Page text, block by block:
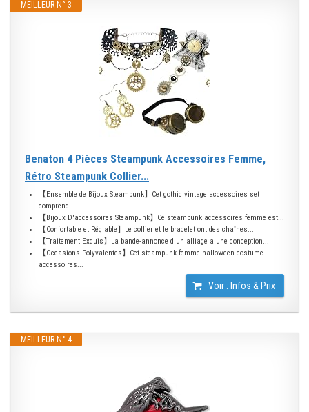
MEILLEUR N° 3
Benaton 4 Pièces Steampunk Accessoires Femme,
Rétro Steampunk Collier...
【Ensemble de Bijoux Steampunk】Cet gothic vintage accessoires set
comprend...
【Bijoux D'accessoires Steampunk】Ce steampunk accessoires femme est...
【Confortable et Réglable】Le collier et le bracelet ont des chaînes...
【Traitement Exquis】La bande-annonce d'un alliage a une conception...
【Occasions Polyvalentes】Cet steampunk femme halloween costume
accessoires...
Voir : Infos & Prix
MEILLEUR N° 4